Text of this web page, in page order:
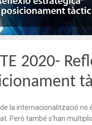
2020-
la internacionalització no
Però també s’han